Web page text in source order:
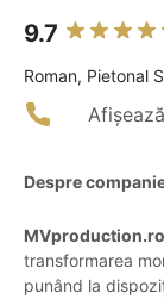
9.7
Roman, Pietonal
Despre
MVproduction.ro
transformarea
punând la